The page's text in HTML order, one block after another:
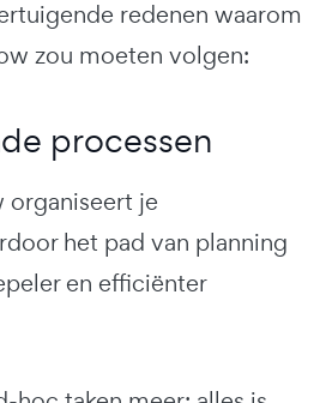
redenen waarom
zou moeten volgen:
processen
organiseert je
het pad van planning
en efficiënter